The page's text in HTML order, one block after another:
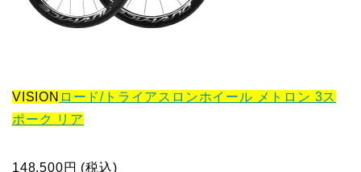
VISION ロード/トライアスロンホイール メトロン 3ス
ポーク リア
148,500円 (税込)